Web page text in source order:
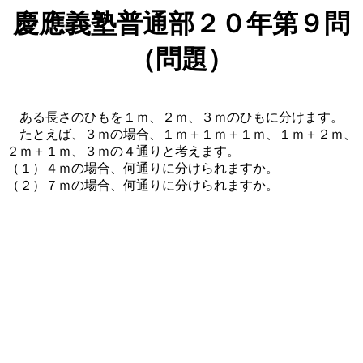
慶應義塾普通部２０年第９問
（問題）
ある長さのひもを１ｍ、２ｍ、３ｍのひもに分けます。
たとえば、３ｍの場合、１ｍ＋１ｍ＋１ｍ、１ｍ＋２ｍ、
２ｍ＋１ｍ、３ｍの４通りと考えます。
（１）４ｍの場合、何通りに分けられますか。
（２）７ｍの場合、何通りに分けられますか。